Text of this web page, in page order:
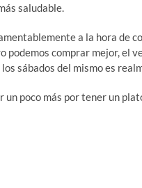
saludable.
a la hora de
podemos comprar mejor, el
sábados del mismo es
poco más por tener un